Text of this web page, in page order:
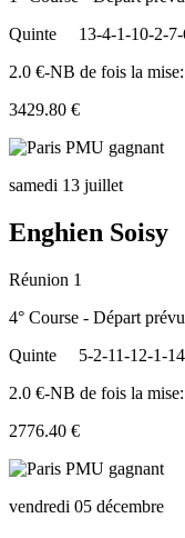
Quinte
13-4-1-10-2-
2.0 €-NB de fois la
3429.80 €
samedi 13 juillet
Enghien Soisy
Réunion 1
4° Course - Départ
Quinte
5-2-11-12-1-
2.0 €-NB de fois la mise:
2776.40 €
vendredi 05 décembre